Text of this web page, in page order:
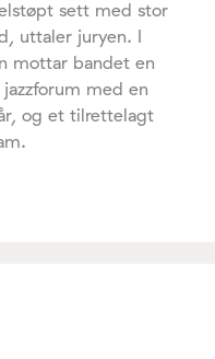
sett med stor
uttaler juryen. I
mottar bandet en
med en
og et tilrettelagt